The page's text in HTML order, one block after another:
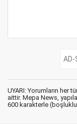
UYARI: Yorumların her
aittir. Mepa News,
600 karakterle (boşluklu)